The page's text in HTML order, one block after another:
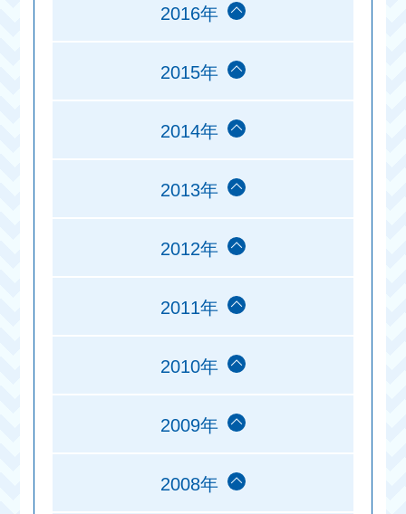
2016年
2015年
2014年
2013年
2012年
2011年
2010年
2009年
2008年